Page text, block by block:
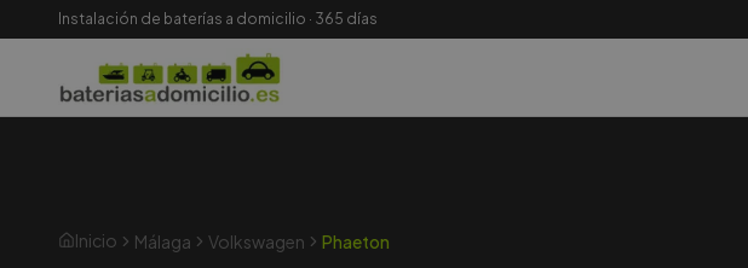
Instalación de baterías a domicilio · 365 días
Inicio Málaga Volkswagen Phaeton